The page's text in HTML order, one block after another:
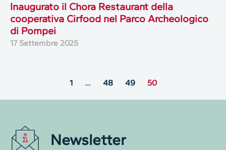
Inaugurato il Chora Restaurant della
cooperativa Cirfood nel Parco Archeologico
di Pompei
17 Settembre 2025
1 … 48 49 50
Newsletter